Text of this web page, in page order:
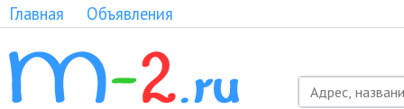
Главная Объявления